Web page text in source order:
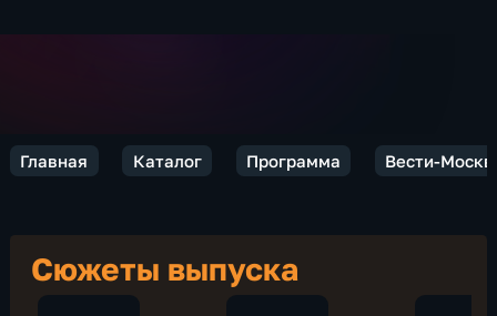
Главная Каталог Программа Вести-
Сюжеты выпуска